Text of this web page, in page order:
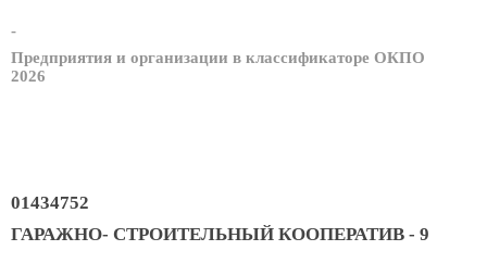
-
Предприятия и организации в классификаторе ОКПО
2026
01434752
ГАРАЖНО- СТРОИТЕЛЬНЫЙ КООПЕРАТИВ - 9